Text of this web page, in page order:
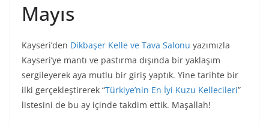
Mayıs
Kayseri’den Dikbaşer Kelle ve Tava Salonu yazımızla
Kayseri’ye mantı ve pastırma dışında bir yaklaşım
sergileyerek aya mutlu bir giriş yaptık. Yine tarihte bir
ilki gerçekleştirerek “Türkiye’nin En İyi Kuzu Kellecileri”
listesini de bu ay içinde takdim ettik. Maşallah!